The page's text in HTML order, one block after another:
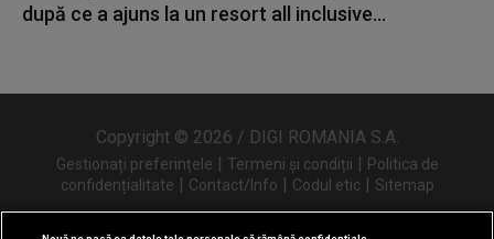
după ce a ajuns la un resort all inclusive...
Copyright © 2026 / DIGI ROMANIA S.A.
Gestionați preferințele Termeni și condiții
Politica de
confidențialitate
Contact/Info Codul etic Sitemap